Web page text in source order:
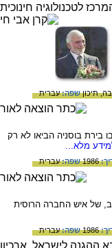
תיכוןשפה:עברית
המערב, שבעקבותיה פרצה מלחמת העולם הראשונה. שתי היריות שנורו על ידי תלמיד-גימנסיה סרבי ב 28 ביוני 1914 בסרייבו בירת בוסניה הביאו לא רק
מלא...
1986 שפה:עברית
בסוף שנת 1916 בארמונו של הנסיך הצעיר יוסופוב, של איש החברה הרוסית
1986 שפה:עברית